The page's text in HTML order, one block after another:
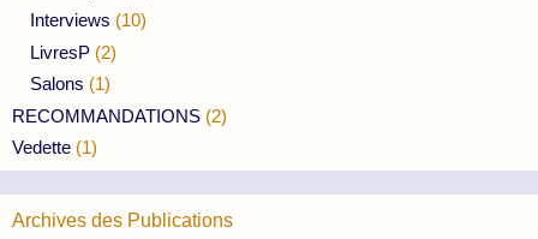
Interviews (10)
LivresP (2)
Salons (1)
RECOMMANDATIONS (2)
Vedette (1)
Archives des Publications